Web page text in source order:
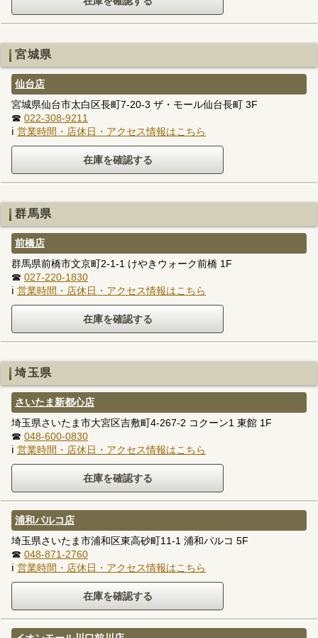
宮城県
仙台店
宮城県仙台市太白区長町7-20-3 ザ・モール仙台長町 3F
☎ 022-308-9211
ℹ 営業時間・店休日・アクセス情報はこちら
群馬県
前橋店
群馬県前橋市文京町2-1-1 けやきウォーク前橋 1F
☎ 027-220-1830
ℹ 営業時間・店休日・アクセス情報はこちら
埼玉県
さいたま新都心店
埼玉県さいたま市大宮区吉敷町4-267-2 コクーン1 東館 1F
☎ 048-600-0830
ℹ 営業時間・店休日・アクセス情報はこちら
浦和パルコ店
埼玉県さいたま市浦和区東高砂町11-1 浦和パルコ 5F
☎ 048-871-2760
ℹ 営業時間・店休日・アクセス情報はこちら